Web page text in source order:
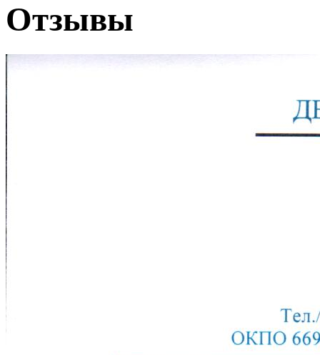
Отзывы